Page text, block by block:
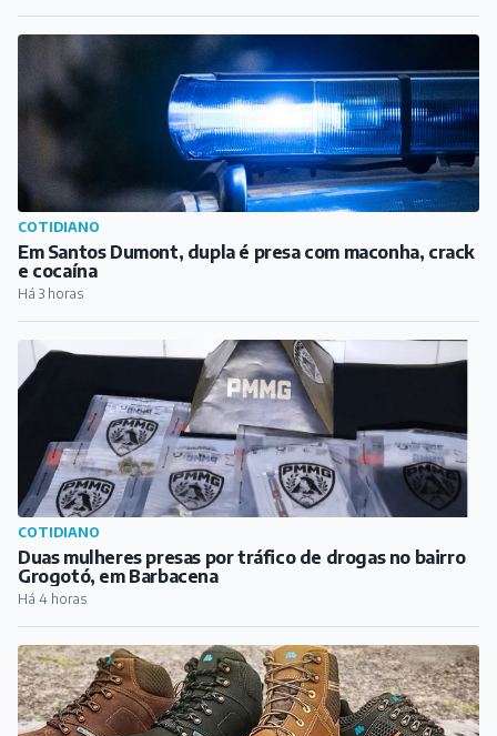
COTIDIANO
Em Santos Dumont, dupla é presa com maconha, crack
e cocaína
Há 3 horas
COTIDIANO
Duas mulheres presas por tráfico de drogas no bairro
Grogotó, em Barbacena
Há 4 horas